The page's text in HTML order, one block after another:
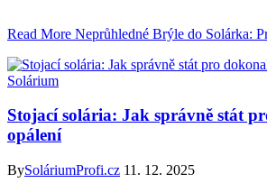
Read More Neprůhledné Brýle do Solárka:
Solárium
Stojací solária: Jak správně stát
opálení
BySoláriumProfi.cz 11. 12. 2025